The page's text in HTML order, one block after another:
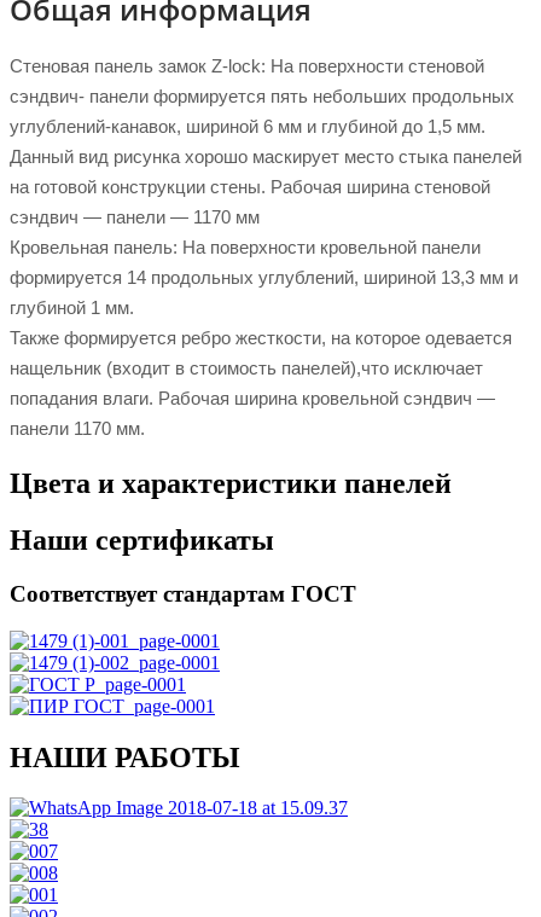
Общая информация
Стеновая панель замок Z-lock: На поверхности стеновой
сэндвич- панели формируется пять небольших продольных
углублений-канавок, шириной 6 мм и глубиной до 1,5 мм.
Данный вид рисунка хорошо маскирует место стыка панелей
на готовой конструкции стены. Рабочая ширина стеновой
сэндвич — панели — 1170 мм
Кровельная панель: На поверхности кровельной панели
формируется 14 продольных углублений, шириной 13,3 мм и
глубиной 1 мм.
Также формируется ребро жесткости, на которое одевается
нащельник (входит в стоимость панелей),что исключает
попадания влаги. Рабочая ширина кровельной сэндвич —
панели 1170 мм.
Цвета и характеристики панелей
Наши сертификаты
Соответствует стандартам ГОСТ
НАШИ РАБОТЫ